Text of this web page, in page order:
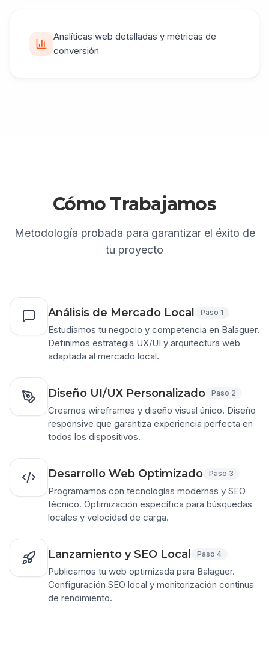
Analíticas web detalladas y métricas de
conversión
Cómo Trabajamos
Metodología probada para garantizar el éxito de
tu proyecto
Análisis de Mercado Local Paso 1
Estudiamos tu negocio y competencia en Balaguer.
Definimos estrategia UX/UI y arquitectura web
adaptada al mercado local.
Diseño UI/UX Personalizado Paso 2
Creamos wireframes y diseño visual único. Diseño
responsive que garantiza experiencia perfecta en
todos los dispositivos.
Desarrollo Web Optimizado Paso 3
Programamos con tecnologías modernas y SEO
técnico. Optimización específica para búsquedas
locales y velocidad de carga.
Lanzamiento y SEO Local Paso 4
Publicamos tu web optimizada para Balaguer.
Configuración SEO local y monitorización continua
de rendimiento.